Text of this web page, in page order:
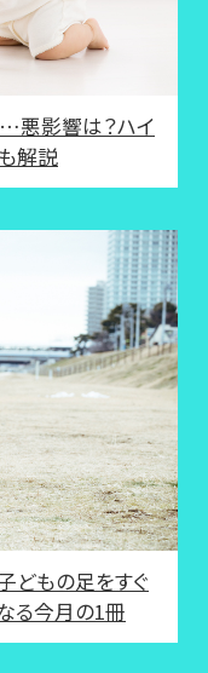
悪影響は？ハイ
解説
どもの足をすぐ
る今月の1冊